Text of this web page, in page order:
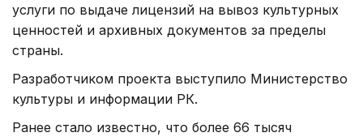
услуги по выдаче лицензий на вывоз культурных
ценностей и архивных документов за пределы
страны.
Разработчиком проекта выступило Министерство
культуры и информации РК.
Ранее стало известно, что более 66 тысяч